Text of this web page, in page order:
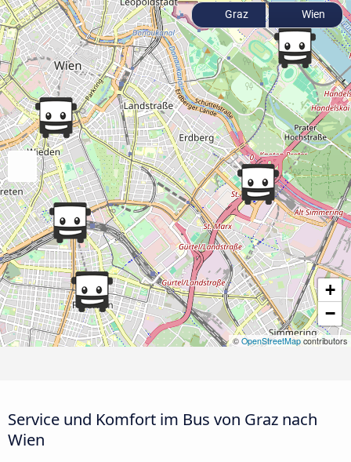
+
−
© OpenStreetMapcontributors
Graz Wien
Service und Komfort im Bus von Graz nach
Wien